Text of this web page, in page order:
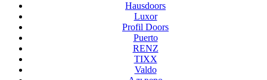
Hausdoors
Luxor
Profil Doors
Puerto
RENZ
TIXX
Valdo